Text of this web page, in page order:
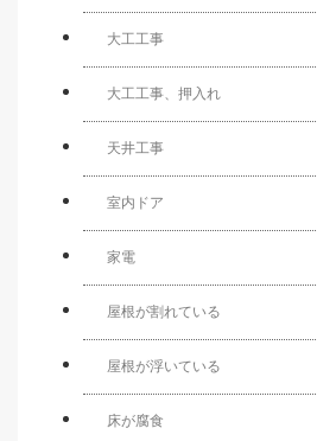
大工工事
大工工事、押入れ
天井工事
室内ドア
家電
屋根が割れている
屋根が浮いている
床が腐食